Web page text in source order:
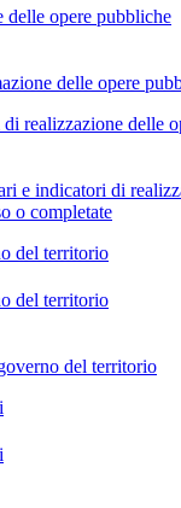
opere pubbliche
delle opere
realizzazione delle
e indicatori di
o completate
del territorio
del territorio
del territorio